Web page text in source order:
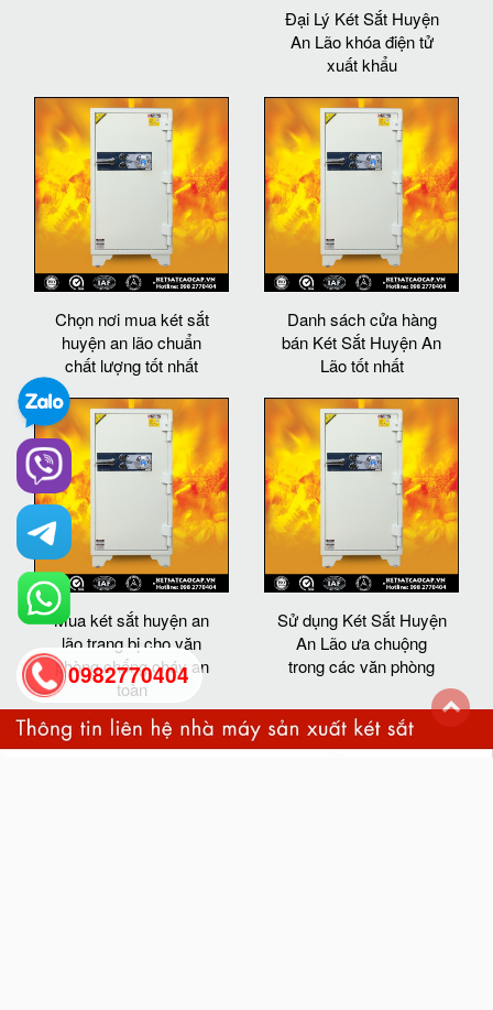
Đại Lý Két Sắt Huyện
An Lão khóa điện tử
xuất khẩu
Chọn nơi mua két sắt
huyện an lão chuẩn
chất lượng tốt nhất
Danh sách cửa hàng
bán Két Sắt Huyện An
Lão tốt nhất
Mua két sắt huyện an
lão trang bị cho văn
phòng chống cháy an
toàn
Sử dụng Két Sắt Huyện
An Lão ưa chuộng
trong các văn phòng
0982770404
back